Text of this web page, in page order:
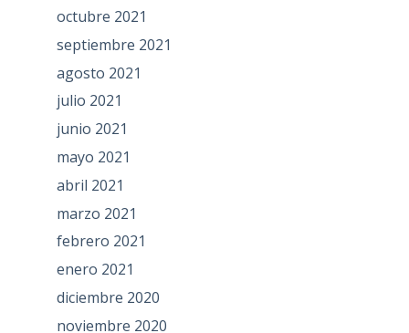
octubre 2021
septiembre 2021
agosto 2021
julio 2021
junio 2021
mayo 2021
abril 2021
marzo 2021
febrero 2021
enero 2021
diciembre 2020
noviembre 2020